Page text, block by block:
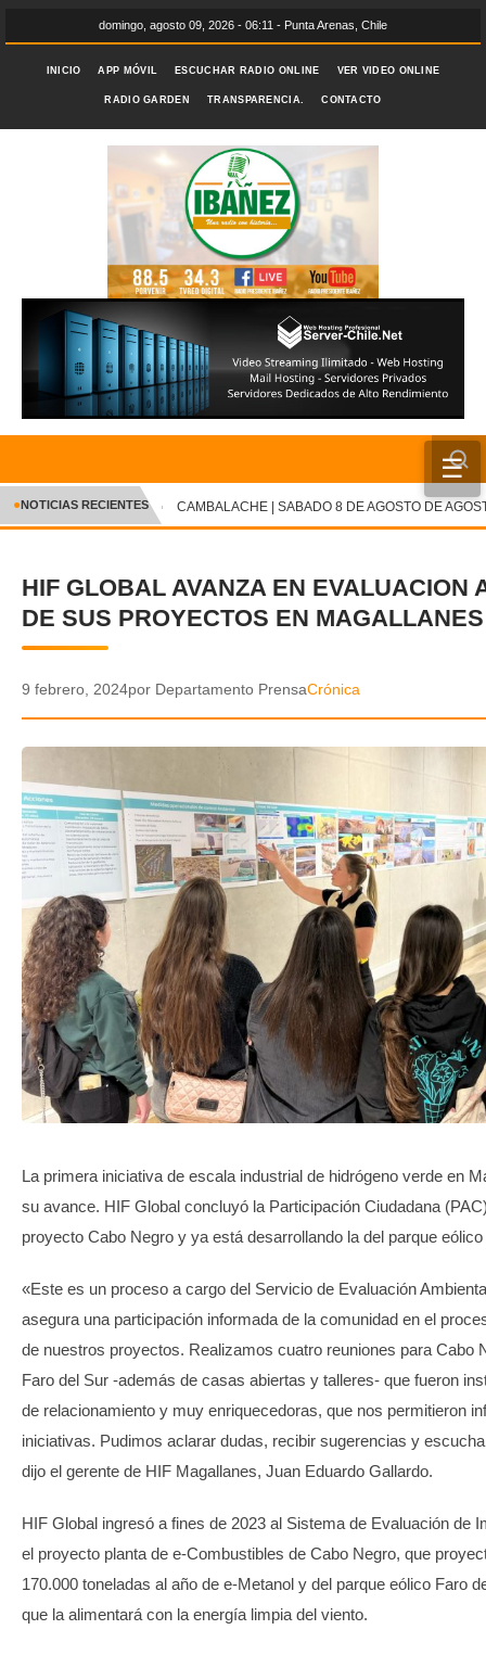
domingo, agosto 09, 2026 - 06:11 - Punta Arenas, Chile
INICIO APP MÓVIL ESCUCHAR RADIO ONLINE VER VIDEO ONLINE
RADIO GARDEN TRANSPARENCIA. CONTACTO
☰
INICIO
CRÓNICA
DEPORTES
POLICIAL
AUDIOS
VIDEOS
GALERIA DE FOTOS
APP MÓVIL
TRANSPARENCIA
✕
●NOTICIAS RECIENTES CAMBALACHE | SABADO 8 DE AGOSTO DE
HIF GLOBAL AVANZA EN EVALUACION
DE SUS PROYECTOS EN MAGALLANES
9 febrero, 2024por Departamento PrensaCrónica
La primera iniciativa de escala industrial de hidrógeno verde en
su avance. HIF Global concluyó la Participación Ciudadana
proyecto Cabo Negro y ya está desarrollando la del parque
«Este es un proceso a cargo del Servicio de Evaluación
asegura una participación informada de la comunidad en el
de nuestros proyectos. Realizamos cuatro reuniones para Cabo
Faro del Sur -además de casas abiertas y talleres- que fueron
de relacionamiento y muy enriquecedoras, que nos permitieron
iniciativas. Pudimos aclarar dudas, recibir sugerencias y
dijo el gerente de HIF Magallanes, Juan Eduardo Gallardo.
HIF Global ingresó a fines de 2023 al Sistema de Evaluación de
el proyecto planta de e-Combustibles de Cabo Negro, que
170.000 toneladas al año de e-Metanol y del parque eólico Faro
que la alimentará con la energía limpia del viento.